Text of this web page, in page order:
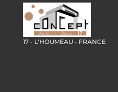
17 - L'HOUMEAU - FRANCE